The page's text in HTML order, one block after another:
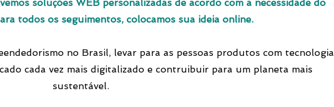
soluções WEB personalizadas de acordo com a necessidade do
todos os seguimentos, colocamos sua ideia online.
no Brasil, levar para as pessoas produtos com tecnologia
cada vez mais digitalizado e contruibuir para um planeta mais
sustentável.